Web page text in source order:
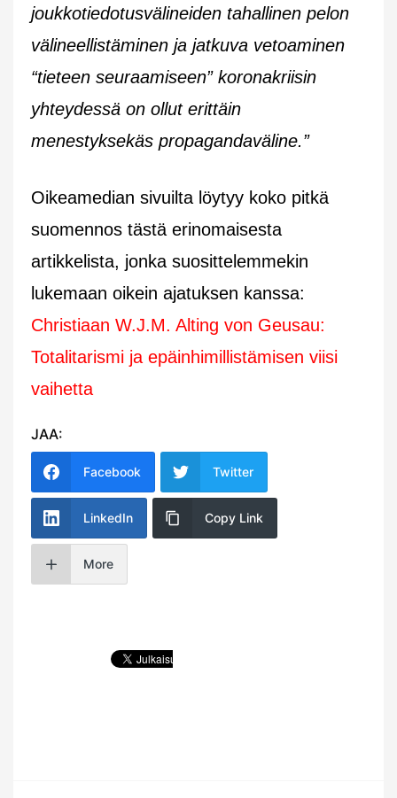
joukkotiedotusvälineiden tahallinen pelon
välineellistäminen ja jatkuva vetoaminen
“tieteen seuraamiseen” koronakriisin
yhteydessä on ollut erittäin
menestyksekäs propagandaväline.”
Oikeamedian sivuilta löytyy koko pitkä
suomennos tästä erinomaisesta
artikkelista, jonka suosittelemmekin
lukemaan oikein ajatuksen kanssa:
Christiaan W.J.M. Alting von Geusau:
Totalitarismi ja epäinhimillistämisen viisi
vaihetta
JAA:
Facebook Twitter
LinkedIn Copy Link
More